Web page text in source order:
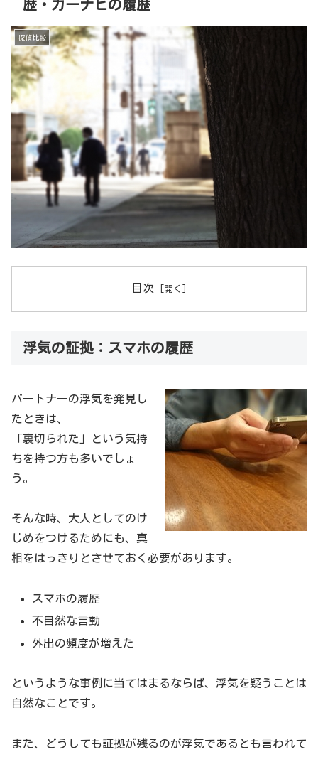
歴・カーナビの履歴
探偵比較
目次
浮気の証拠：スマホの履歴
パートナーの浮気を発見し
たときは、
「裏切られた」という気持
ちを持つ方も多いでしょ
う。
そんな時、大人としてのけ
じめをつけるためにも、真
相をはっきりとさせておく必要があります。
スマホの履歴
不自然な言動
外出の頻度が増えた
というような事例に当てはまるならば、浮気を疑うことは
自然なことです。
また、どうしても証拠が残るのが浮気であるとも言われて